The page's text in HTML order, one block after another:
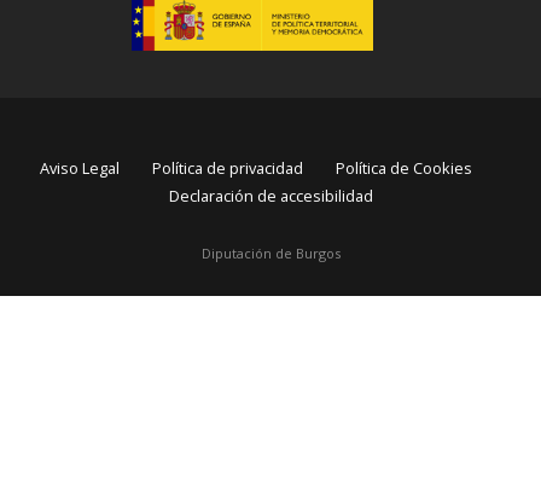
Diputación de Burgos
Aviso Legal Política de privacidad
Política de Cookies
Declaración de accesibilidad